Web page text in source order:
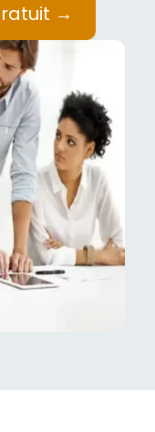
→